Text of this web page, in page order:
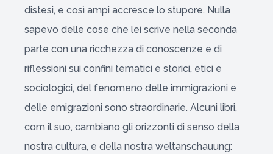
distesi, e così ampi accresce lo stupore. Nulla
sapevo delle cose che lei scrive nella seconda
parte con una ricchezza di conoscenze e di
riflessioni sui confini tematici e storici, etici e
sociologici, del fenomeno delle immigrazioni e
delle emigrazioni sono straordinarie. Alcuni libri,
com il suo, cambiano gli orizzonti di senso della
nostra cultura, e della nostra weltanschauung: